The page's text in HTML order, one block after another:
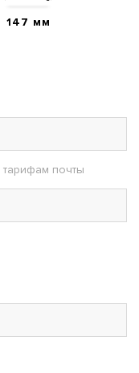
147 мм
тарифам почты